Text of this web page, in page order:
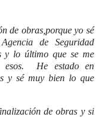
de obras,porque yo sé
de Seguridad
y lo último que se me
esos. He estado en
y sé muy bien lo que
de obras y si